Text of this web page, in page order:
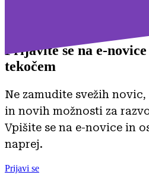
Prijavite se na e-
tekočem
Ne zamudite svežih
in novih možnosti za
Vpišite se na e-novice in
naprej.
Prijavi se